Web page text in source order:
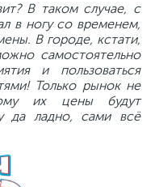
В таком случае, с
в ногу со временем,
В городе, кстати,
самостоятельно
и пользоваться
Только рынок не
их цены будут
да ладно, сами всё